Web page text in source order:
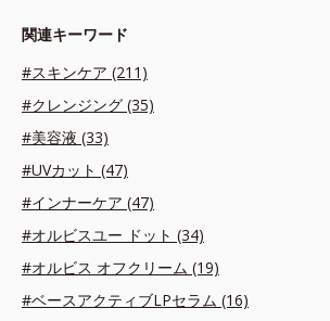
関連キーワード
#スキンケア (211)
#クレンジング (35)
#美容液 (33)
#UVカット (47)
#インナーケア (47)
#オルビスユー ドット (34)
#オルビス オフクリーム (19)
#ベースアクティブLPセラム (16)